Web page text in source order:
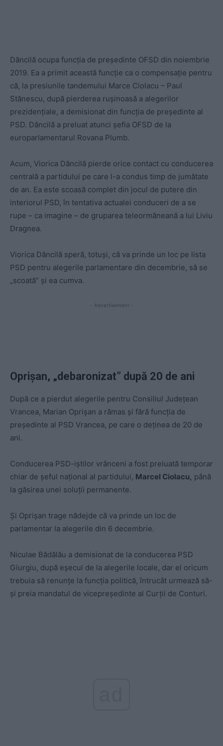
Dăncilă ocupa funcția de președinte OFSD din noiembrie
2019. Ea a primit această funcție ca o compensație pentru
că, la presiunile tandemului Marce Ciolacu – Paul
Stănescu, după pierderea rușinoasă a alegerilor
prezidențiale, a demisionat din funcția de președinte al
PSD. Dăncilă a preluat atunci șefia OFSD de la
europarlamentarul Rovana Plumb.
Acum, Viorica Dăncilă pierde orice contact cu conducerea
centrală a partidului pe care l-a condus timp de jumătate
de an. Ea este scoasă complet din jocul de putere din
interiorul PSD, în tentativa actualei conduceri de a se
rupe – ca imagine – de gruparea teleormăneană a lui Liviu
Dragnea.
Viorica Dăncilă speră, totuși, că va prinde un loc pe lista
PSD pentru alegerile parlamentare din decembrie, să se
„scoată” și ea cumva.
- Advertisement -
Oprișan, „debaronizat” după 20 de ani
După ce a pierdut alegerile pentru Consiliul Județean
Vrancea, Marian Oprișan a rămas și fără funcția de
președinte al PSD Vrancea, pe care o deținea de 20 de
ani.
Conducerea PSD-iștilor vrânceni a fost preluată temporar
chiar de șeful național al partidului, Marcel Ciolacu, până
la găsirea unei soluții permanente.
Și Oprișan trage nădejde că va prinde un loc de
parlamentar la alegerile din 6 decembrie.
Niculae Bădălău a demisionat de la conducerea PSD
Giurgiu, după eșecul de la alegerile locale, dar el oricum
trebuia să renunțe la funcția politică, întrucât urmează să-
și preia mandatul de vicepreședinte al Curții de Conturi.